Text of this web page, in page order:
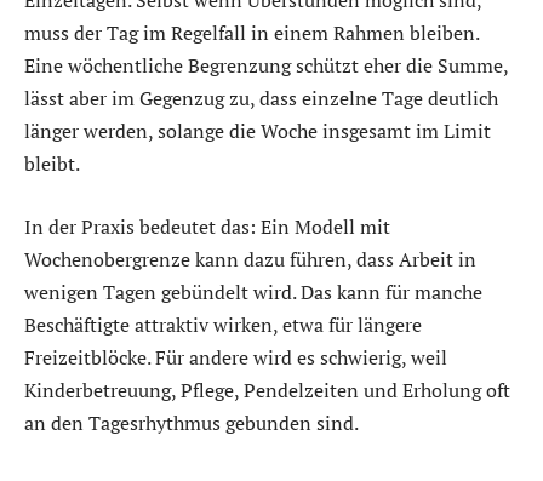
muss der Tag im Regelfall in einem Rahmen bleiben.
Eine wöchentliche Begrenzung schützt eher die Summe,
lässt aber im Gegenzug zu, dass einzelne Tage deutlich
länger werden, solange die Woche insgesamt im Limit
bleibt.
In der Praxis bedeutet das: Ein Modell mit
Wochenobergrenze kann dazu führen, dass Arbeit in
wenigen Tagen gebündelt wird. Das kann für manche
Beschäftigte attraktiv wirken, etwa für längere
Freizeitblöcke. Für andere wird es schwierig, weil
Kinderbetreuung, Pflege, Pendelzeiten und Erholung oft
an den Tagesrhythmus gebunden sind.